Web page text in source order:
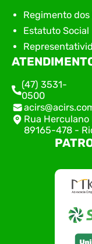
Regimento dos
Estatuto Social
(47) 3531-
0500
Rua
89165-478 -